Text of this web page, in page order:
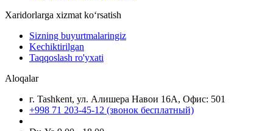
Xaridorlarga xizmat ko‘rsatish
Sizning buyurtmalaringiz
Kechiktirilgan
Taqqoslash ro'yxati
Aloqalar
г. Tashkent, ул. Алишера Навои 16А, Офис: 501
+998 71 203-45-12 (звонок бесплатный)